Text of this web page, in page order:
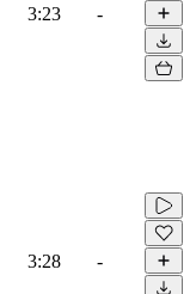
3:23 -
3:28 -